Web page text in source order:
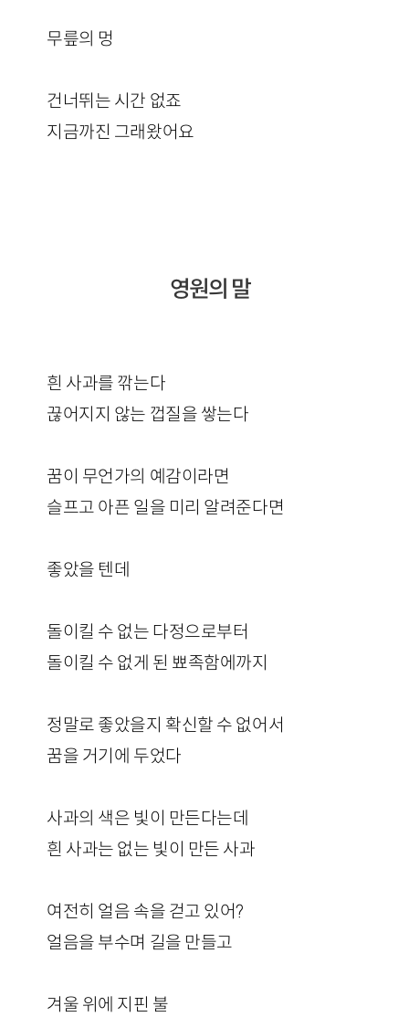
무릎의 멍
건너뛰는 시간 없죠
지금까진 그래왔어요
영원의 말
흰 사과를 깎는다
끊어지지 않는 껍질을 쌓는다
꿈이 무언가의 예감이라면
슬프고 아픈 일을 미리 알려준다면
좋았을 텐데
돌이킬 수 없는 다정으로부터
돌이킬 수 없게 된 뾰족함에까지
정말로 좋았을지 확신할 수 없어서
꿈을 거기에 두었다
사과의 색은 빛이 만든다는데
흰 사과는 없는 빛이 만든 사과
여전히 얼음 속을 걷고 있어?
얼음을 부수며 길을 만들고
겨울 위에 지핀 불